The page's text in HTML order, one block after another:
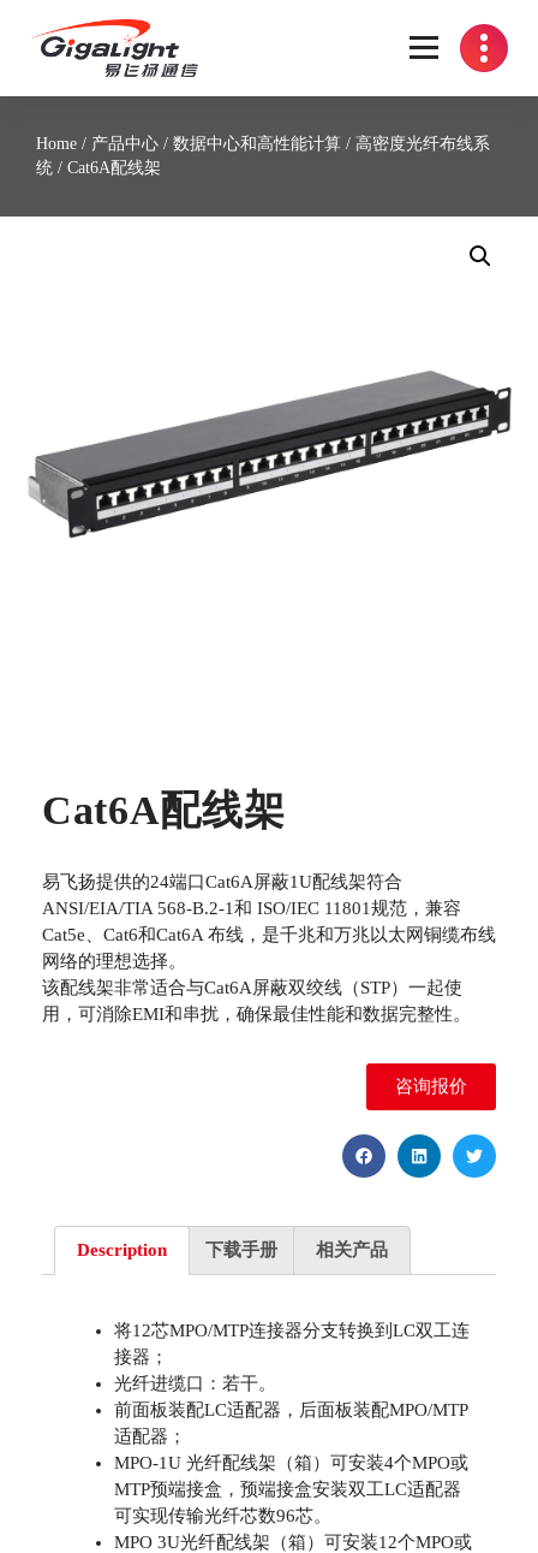
开放光网络器件的向导
Home / 产品中心 / 数据中心和高性能计算 / 高密度光纤布线系
统 / Cat6A配线架
Cat6A配线架
易飞扬提供的24端口Cat6A屏蔽1U配线架符合
ANSI/EIA/TIA 568-B.2-1和 ISO/IEC 11801规范，兼容
Cat5e、Cat6和Cat6A 布线，是千兆和万兆以太网铜缆布线
网络的理想选择。
该配线架非常适合与Cat6A屏蔽双绞线（STP）一起使
用，可消除EMI和串扰，确保最佳性能和数据完整性。
咨询报价
Description 下载手册 相关产品
将12芯MPO/MTP连接器分支转换到LC双工连
接器；
光纤进缆口：若干。
前面板装配LC适配器，后面板装配MPO/MTP
适配器；
MPO-1U 光纤配线架（箱）可安装4个MPO或
MTP预端接盒，预端接盒安装双工LC适配器
可实现传输光纤芯数96芯。
MPO 3U光纤配线架（箱）可安装12个MPO或